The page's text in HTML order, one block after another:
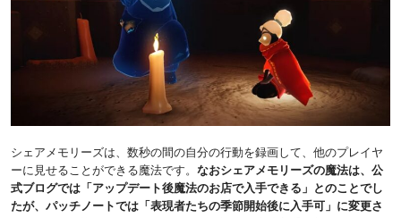
シェアメモリーズは、数秒の間の自分の行動を録画して、他のプレイヤ
ーに見せることができる魔法です。 なおシェアメモリーズの魔法は、公
式ブログでは「アップデート後魔法のお店で入手できる」とのことでし
たが、パッチノートでは「表現者たちの季節開始後に入手可」に変更さ